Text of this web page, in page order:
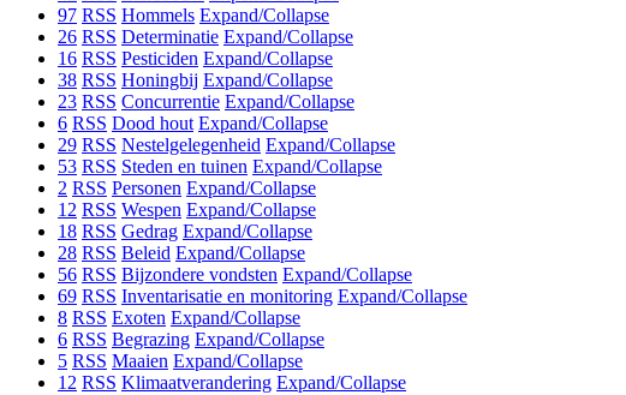
97 RSS Hommels Expand/Collapse
26 RSS Determinatie Expand/Collapse
16 RSS Pesticiden Expand/Collapse
38 RSS Honingbij Expand/Collapse
23 RSS Concurrentie Expand/Collapse
6 RSS Dood hout Expand/Collapse
29 RSS Nestelgelegenheid Expand/Collapse
53 RSS Steden en tuinen Expand/Collapse
2 RSS Personen Expand/Collapse
12 RSS Wespen Expand/Collapse
18 RSS Gedrag Expand/Collapse
28 RSS Beleid Expand/Collapse
56 RSS Bijzondere vondsten Expand/Collapse
69 RSS Inventarisatie en monitoring Expand/Collapse
8 RSS Exoten Expand/Collapse
6 RSS Begrazing Expand/Collapse
5 RSS Maaien Expand/Collapse
12 RSS Klimaatverandering Expand/Collapse